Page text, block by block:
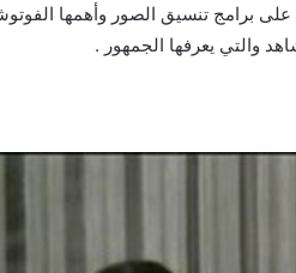
على برامج تنسيق الصور وأهمها
والتي يعرفها الجمهور .